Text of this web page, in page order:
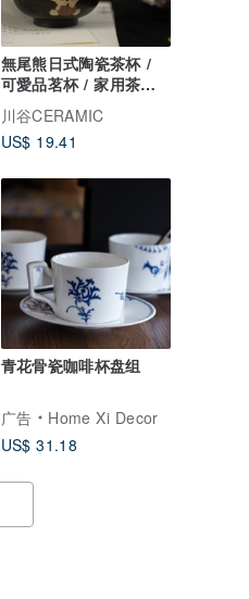
無尾熊日式陶瓷茶杯 /
可愛品茗杯 / 家用茶具
主人杯
川谷CERAMIC
US$ 19.41
青花骨瓷咖啡杯盘组
广告
Home Xi Decor
US$ 31.18